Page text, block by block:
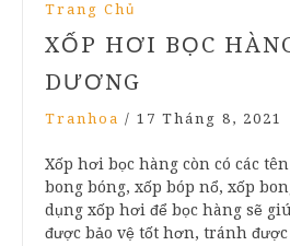
Trang Chủ
XỐP HƠI BỌC
DƯƠNG
Tranhoa / 17 Tháng 8, 2021
Xốp hơi bọc hàng còn có các
bong bóng, xốp bóp nổ, xốp
dụng xốp hơi để bọc hàng sẽ
được bảo vệ tốt hơn, tránh